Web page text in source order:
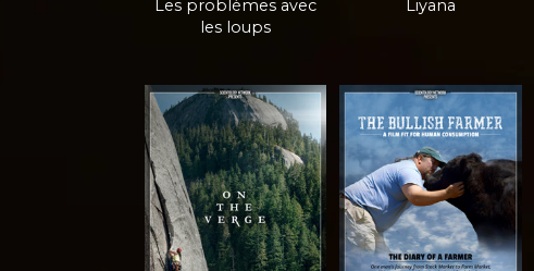
Les problèmes avec
les loups
Liyana